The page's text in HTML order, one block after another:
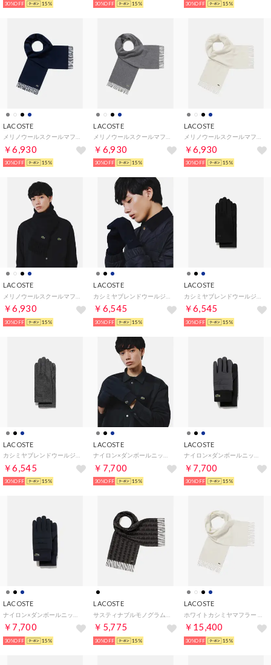
30%OFF 15% 30%OFF 15% 30%OFF 15%
LACOSTE
￥6,930
30%OFF 15%
LACOSTE
￥6,930
30%OFF 15%
LACOSTE
￥6,930
30%OFF 15%
LACOSTE
￥6,930
30%OFF 15%
LACOSTE
￥6,545
30%OFF 15%
LACOSTE
￥6,545
30%OFF 15%
LACOSTE
￥6,545
30%OFF 15%
LACOSTE
￥7,700
30%OFF 15%
LACOSTE
￥7,700
30%OFF 15%
LACOSTE
￥7,700
30%OFF 15%
LACOSTE
￥5,775
30%OFF 15%
LACOSTE
￥15,400
30%OFF 15%